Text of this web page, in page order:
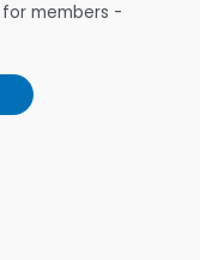
for members -